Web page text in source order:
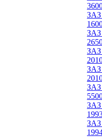
ЗАЗ
ЗАЗ
ЗАЗ
ЗАЗ
ЗАЗ
ЗАЗ